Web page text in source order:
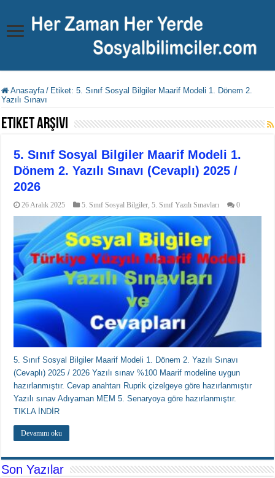
Anasayfa / Etiket:5. Sınıf Sosyal Bilgiler Maarif Modeli 1. Dönem 2.
Yazılı Sınavı
Etiket Arşivi
5. Sınıf Sosyal Bilgiler Maarif Modeli 1.
Dönem 2. Yazılı Sınavı (Cevaplı) 2025 /
2026
26 Aralık 2025 5. Sınıf Sosyal Bilgiler ,5. Sınıf Yazılı Sınavları 0
5. Sınıf Sosyal Bilgiler Maarif Modeli 1. Dönem 2. Yazılı Sınavı
(Cevaplı) 2025 / 2026 Yazılı sınav %100 Maarif modeline uygun
hazırlanmıştır. Cevap anahtarı Ruprik çizelgeye göre hazırlanmıştır
Yazılı sınav Adıyaman MEM 5. Senaryoya göre hazırlanmıştır.
TIKLA İNDİR
Devamını oku
Son Yazılar